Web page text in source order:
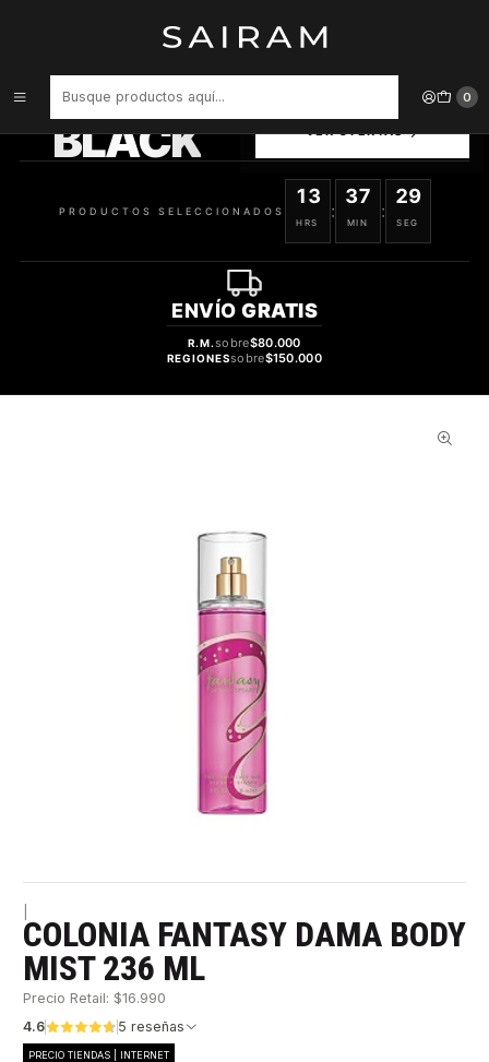
0
Colonia Fantasy Dama Body Mist 236 ml
BLACK
SELECCIONADOS
PRODUCTOS SELECCIONADOS
13
HRS
:
37
MIN
:
28
SEG
ENVÍO GRATIS
R.M.sobre$80.000
REGIONESsobre$150.000
COLONIA FANTASY DAMA BODY
MIST 236 ML
Precio Retail: $16.990
4.6
5 reseñas
PRECIO TIENDAS | INTERNET